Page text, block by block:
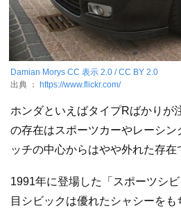
Damian Morys CC 表示 2.0 / CC BY 2.0
出典 ：
https://www.flickr.com/
ホンダといえばタイプRばかりが
の存在はスポーツカーやレーシ
ッチの中心からはやや外れた存在
1991年に登場した「スポーツシ
目シビックは優れたシャシーを